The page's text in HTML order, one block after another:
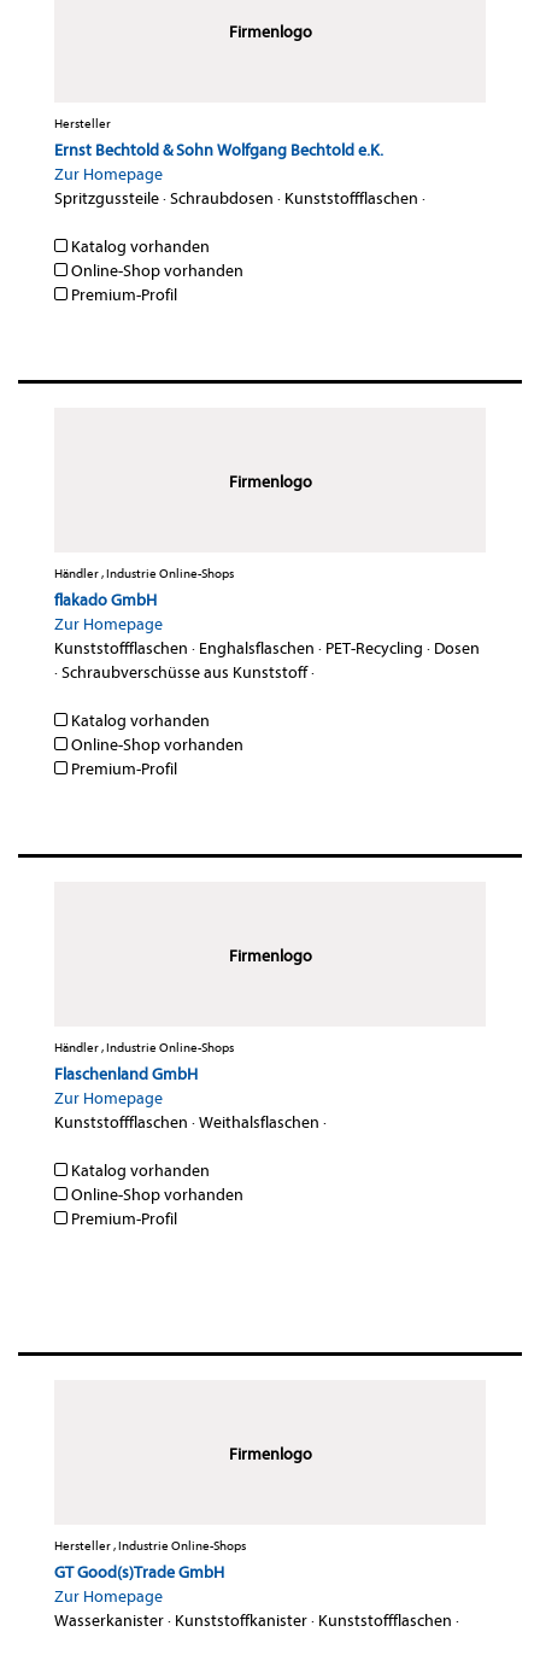
Firmenlogo
Hersteller
Ernst Bechtold & Sohn Wolfgang Bechtold e.K.
Zur Homepage
Spritzgussteile·Schraubdosen · Kunststoffflaschen ·
Katalog vorhanden
Online-Shop vorhanden
Premium-Profil
Firmenlogo
Händler , Industrie Online-Shops
flakado GmbH
Zur Homepage
Kunststoffflaschen · Enghalsflaschen · PET-Recycling · Dosen
·Schraubverschüsse aus Kunststoff·
Katalog vorhanden
Online-Shop vorhanden
Premium-Profil
Firmenlogo
Händler , Industrie Online-Shops
Flaschenland GmbH
Zur Homepage
Kunststoffflaschen ·Weithalsflaschen ·
Katalog vorhanden
Online-Shop vorhanden
Premium-Profil
Firmenlogo
Hersteller , Industrie Online-Shops
GT Good(s)Trade GmbH
Zur Homepage
Wasserkanister· Kunststoffkanister· Kunststoffflaschen ·